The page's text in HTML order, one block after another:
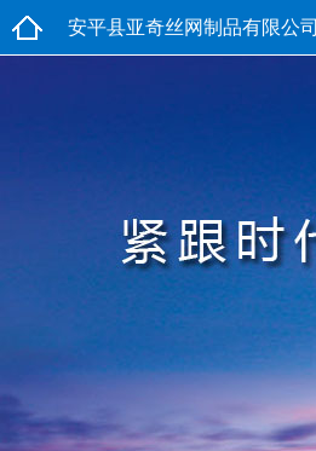
安平县亚奇丝网制品有限公司